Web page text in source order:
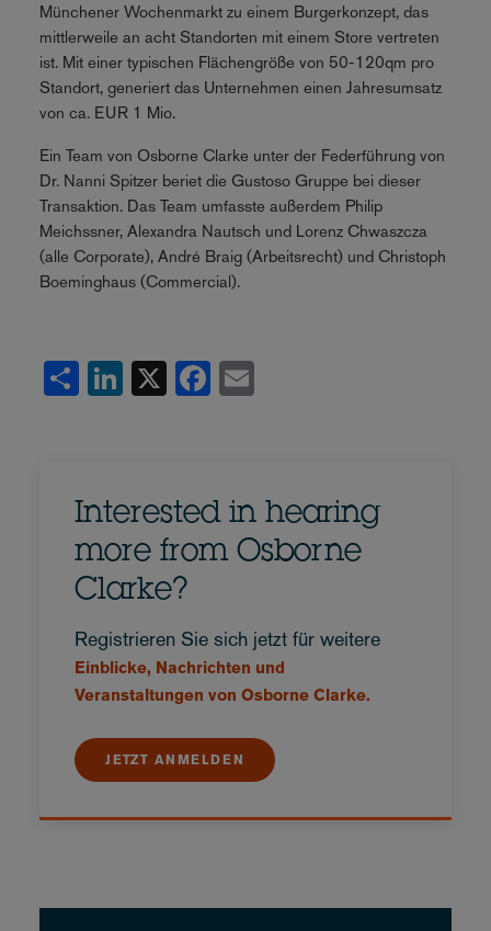
Münchener Wochenmarkt zu einem Burgerkonzept, das
mittlerweile an acht Standorten mit einem Store vertreten
ist. Mit einer typischen Flächengröße von 50-120qm pro
Standort, generiert das Unternehmen einen Jahresumsatz
von ca. EUR 1 Mio.
Ein Team von Osborne Clarke unter der Federführung von
Dr. Nanni Spitzer beriet die Gustoso Gruppe bei dieser
Transaktion. Das Team umfasste außerdem Philip
Meichssner, Alexandra Nautsch und Lorenz Chwaszcza
(alle Corporate), André Braig (Arbeitsrecht) und Christoph
Boeminghaus (Commercial).
Share
LinkedIn
X Facebook
Interested in hearing
more from Osborne
Clarke?
Registrieren Sie sich jetzt für weitere
Einblicke, Nachrichten und
Veranstaltungen von Osborne Clarke.
JETZT ANMELDEN